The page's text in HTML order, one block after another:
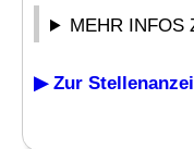
MEHR INFOS
▶ Zur